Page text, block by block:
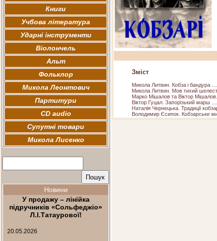
Книги
Учбова література
Ударні інструменти
Віолончель
Альт
Фольклор
Микола Леонтович
Партитури
CD audio
Супутні товари
Микола Лисенко
Новини
У продажу – лінійка
підручників «Сольфеджіо»
Л.І.Татаурової!
20.05.2026
Зміст
Микола Литвин. Кобза і бандура
Микола Литвин. Мов тихий
Марко Мішалов та Віктор
Віктор Гуцал. Запорізький марш
Наталія Чернецька. Традиції
Володимир Єсипок. Кобзарське